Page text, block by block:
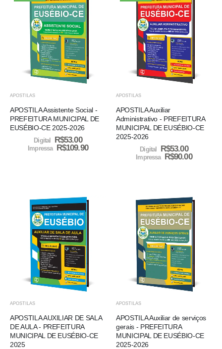
APOSTILAS
APOSTILA Assistente Social -
PREFEITURA MUNICIPAL DE
EUSÉBIO-CE 2025-2026
Digital R$53.00
Impressa R$109.90
APOSTILAS
APOSTILA Auxiliar
Administrativo - PREFEITURA
MUNICIPAL DE EUSÉBIO-CE
2025-2026
Digital R$53.00
Impressa R$90.00
APOSTILAS
APOSTILA AUXILIAR DE SALA
DE AULA - PREFEITURA
MUNICIPAL DE EUSÉBIO-CE
2025
APOSTILAS
APOSTILA Auxiliar de serviços
gerais - PREFEITURA
MUNICIPAL DE EUSÉBIO-CE
2025-2026